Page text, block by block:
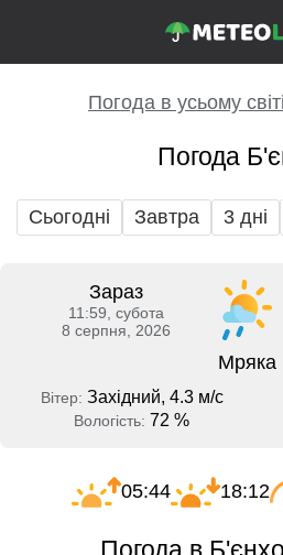
Погода в усьому світі
Погода
Сьогодні Завтра 3 дні
Зараз
11:59, субота
8 серпня, 2026
Мряка
Вітер: Західний, 4.3 м/с
Вологість: 72 %
05:44 18:12